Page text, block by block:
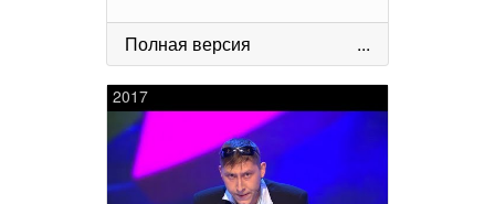
Полная версия ...
2017